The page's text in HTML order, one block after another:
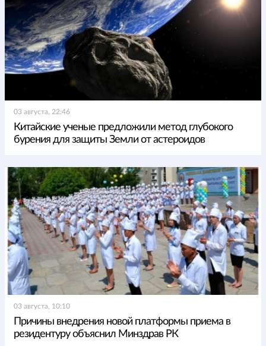
03 августа, 22:46
Китайские ученые предложили метод глубокого
бурения для защиты Земли от астероидов
03 августа, 10:10
Причины внедрения новой платформы приема в
резидентуру объяснил Минздрав РК